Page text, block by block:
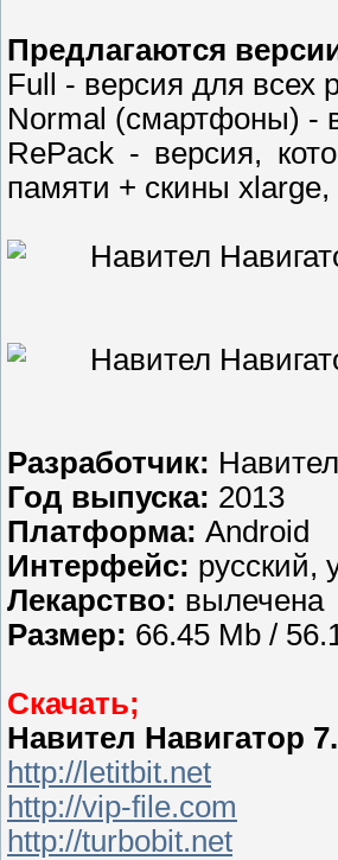
Предлагаются
Full - версия для всех
Normal (смартфоны) -
RePack - версия,
памяти + скины
Разработчик: Навител
Год выпуска: 2013
Платформа: Android
Интерфейс: русский,
Лекарство: вылечена
Размер: 66.45 Mb /
Скачать;
Навител Навигатор
http://letitbit.net
http://vip-file.com
http://turbobit.net